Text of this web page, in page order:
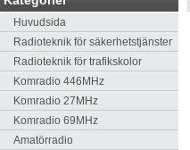
Huvudsida
Radioteknik för säkerhetstjänster
Radioteknik för trafikskolor
Komradio 446MHz
Komradio 27MHz
Komradio 69MHz
Amatörradio